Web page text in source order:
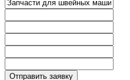
Отправить заявку